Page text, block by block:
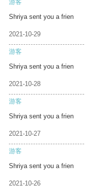
游客
Shriya sent you a frien
2021-10-29
游客
Shriya sent you a frien
2021-10-28
游客
Shriya sent you a frien
2021-10-27
游客
Shriya sent you a frien
2021-10-26